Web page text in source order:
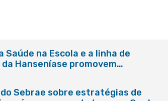
Saúde na Escola e a linha de
Hanseníase promovem
Sebrae sobre estratégias de